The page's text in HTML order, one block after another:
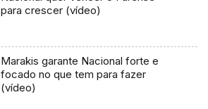
para crescer (vídeo)
Marakis garante Nacional forte e
focado no que tem para fazer
(vídeo)